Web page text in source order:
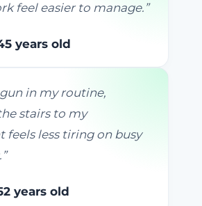
feel easier to manage. ”
years old
in my routine,
stairs to my
feels less tiring on busy
”
years old